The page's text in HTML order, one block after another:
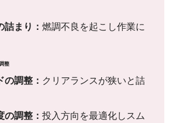
まり： 燃調不良を起こし作業に
整
調整： クリアランスが狭いと詰
調整： 投入方向を最適化しスム